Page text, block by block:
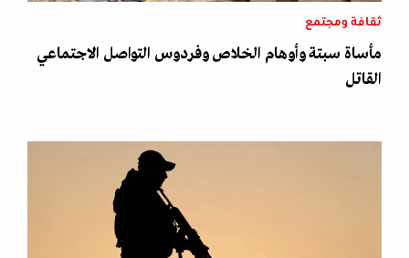
ثقافة ومجتمع
مأساة سبتة وأوهام الخلاص وفردوس التواصل الاجتماعي
القاتل